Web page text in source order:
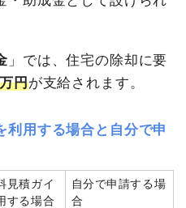
」では、住宅の除却に要
円が支給されます。
利用する場合と自分で申
見積ガイ
する場合
自分で申請する場
合